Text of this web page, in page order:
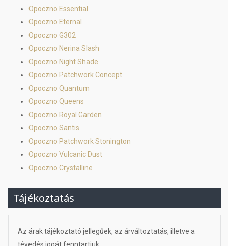
Opoczno Essential
Opoczno Eternal
Opoczno G302
Opoczno Nerina Slash
Opoczno Night Shade
Opoczno Patchwork Concept
Opoczno Quantum
Opoczno Queens
Opoczno Royal Garden
Opoczno Santis
Opoczno Patchwork Stonington
Opoczno Vulcanic Dust
Opoczno Crystalline
Tájékoztatás
Az árak tájékoztató jellegűek, az árváltoztatás, illetve a
tévedés jogát fenntartjuk.